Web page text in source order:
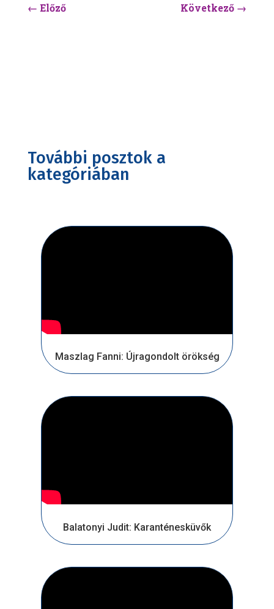
← Előző Következő →
További posztok a
kategóriában
Maszlag Fanni: Újragondolt örökség
Balatonyi Judit: Karanténesküvők